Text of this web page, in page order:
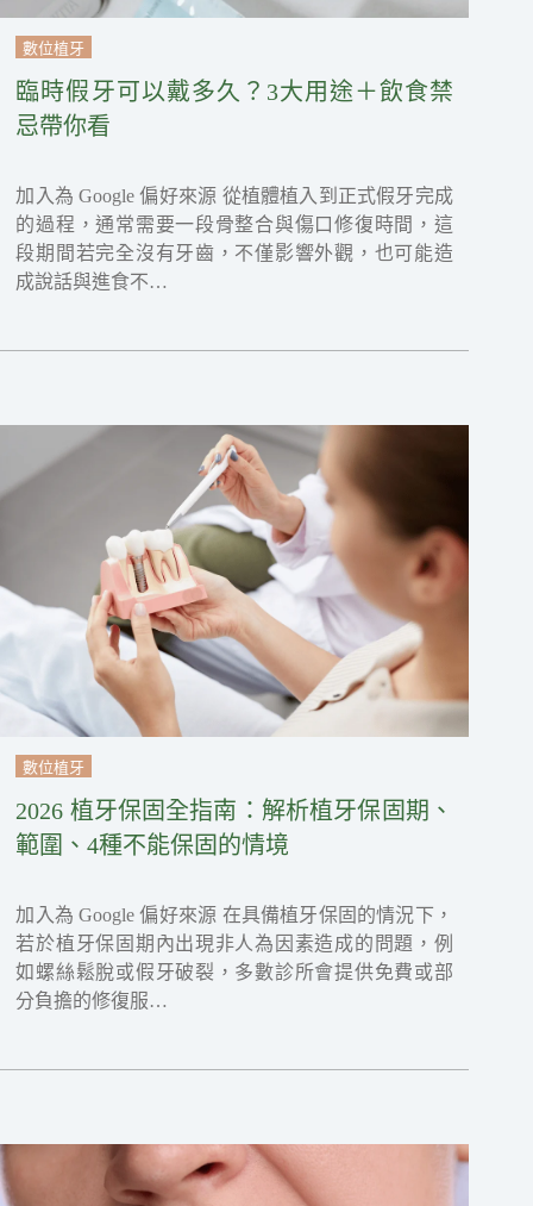
數位植牙
臨時假牙可以戴多久？3大用途＋飲食禁
忌帶你看
加入為 Google 偏好來源 從植體植入到正式假牙完成
的過程，通常需要一段骨整合與傷口修復時間，這
段期間若完全沒有牙齒，不僅影響外觀，也可能造
成說話與進食不…
數位植牙
2026 植牙保固全指南：解析植牙保固期、
範圍、4種不能保固的情境
加入為 Google 偏好來源 在具備植牙保固的情況下，
若於植牙保固期內出現非人為因素造成的問題，例
如螺絲鬆脫或假牙破裂，多數診所會提供免費或部
分負擔的修復服…